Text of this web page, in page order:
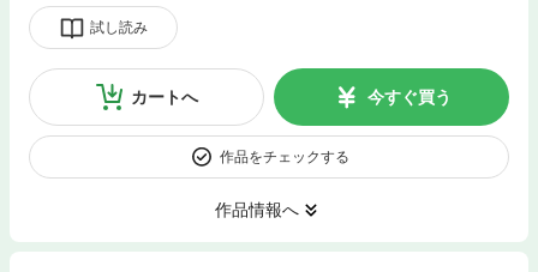
試し読み
カートへ 今すぐ買う
作品をチェックする
作品情報へ